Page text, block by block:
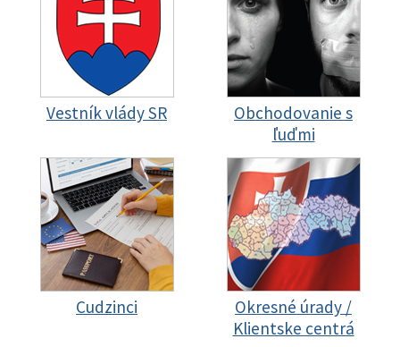
Vestník vlády SR
Obchodovanie s
ľuďmi
Cudzinci
Okresné úrady /
Klientske centrá